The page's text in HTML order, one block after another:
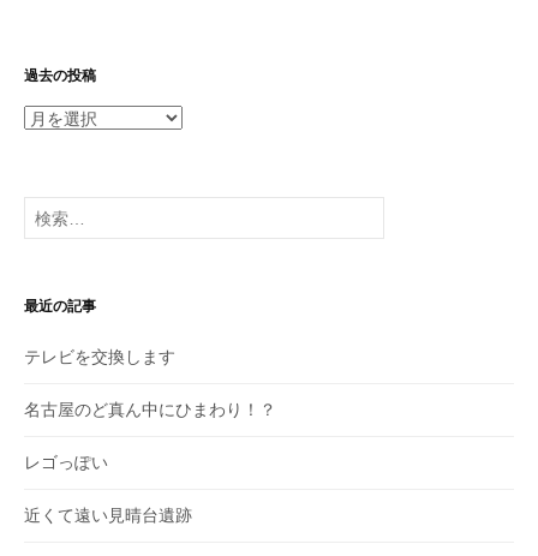
過去の投稿
過
投
稿
検
索:
最近の記事
テレビを交換します
名古屋のど真ん中にひまわり！？
レゴっぽい
近くて遠い見晴台遺跡